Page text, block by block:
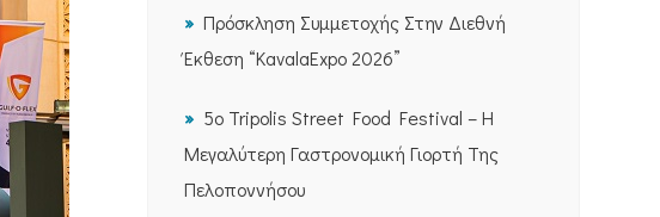
Πρόσκληση Συμμετοχής Στην Διεθνή
Έκθεση “KavalaExpo 2026”
5ο Tripolis Street Food Festival – Η
Μεγαλύτερη Γαστρονομική Γιορτή Της
Πελοποννήσου